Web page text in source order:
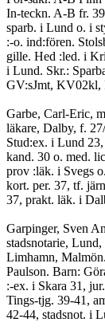
In-teckn. A-B fr.
sparb. i Lund o. i
:-o. ind:fören.
gille. Hed :led. i
i Lund. Skr.:
GV:sJmt,
Garbe, Carl-Eric,
läkare, Dalby, f.
Stud:ex. i Lund
kand. 30 o. med.
prov :läk. i Svegs
kort. per. 37, tf.
37, prakt. läk. i
Garpinger, Sven
stadsnotarie,
Limhamn,
Paulson. Barn:
:-ex. i Skara 31,
Tings-tjg. 39-41,
42-44, stadsnot. i